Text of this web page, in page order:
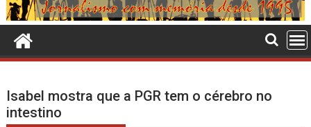
Isabel mostra que a PGR tem o cérebro no
intestino